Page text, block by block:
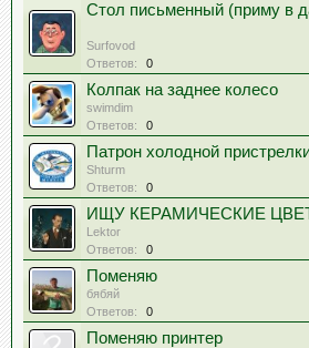
Стол письменный (приму в
Surfovod
Ответов:
0
Колпак на заднее колесо
swimdim
Ответов:
0
Патрон холодной
Shturm
Ответов:
0
ИЩУ КЕРАМИЧЕСКИЕ
Lektor
Ответов:
0
Поменяю
бябяй
Ответов:
0
Поменяю принтер